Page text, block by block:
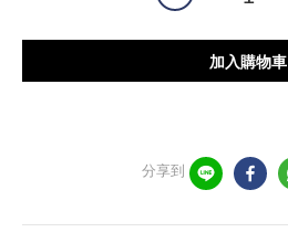
加入購物車
分享到